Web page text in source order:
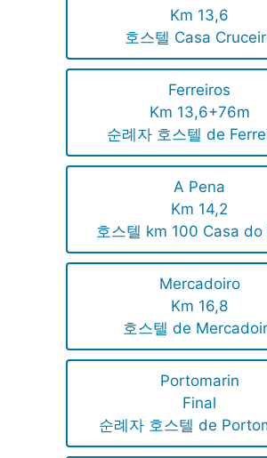
Km 13,6
호스텔 Casa
Ferreiros
Km 13,6+76m
순례자 호스텔 de
A Pena
Km 14,2
호스텔 km 100 Casa do
Mercadoiro
Km 16,8
호스텔 de
Portomarin
Final
순례자 호스텔 de